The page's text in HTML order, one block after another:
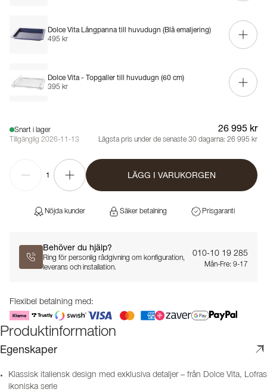
Dolce Vita Långpanna till huvudugn (Blå emaljering)
495 kr
Dolce Vita - Topgaller till huvudugn (60 cm)
395 kr
Snart i lager
Tillgänglig 2026-11-13
26 995 kr
Lägsta pris under de senaste 30 dagarna: 26 995 kr
1 LÄGG I VARUKORGEN
Nöjda kunder Säker betalning Prisgaranti
Behöver du hjälp?
Ring för personlig rådgivning om konfiguration,
leverans och installation.
010-10 19 285
Mån-Fre: 9-17
Flexibel betalning med:
Produktinformation
Egenskaper
Klassisk italiensk design med exklusiva detaljer – från Dolce Vita, Lofras
ikoniska serie